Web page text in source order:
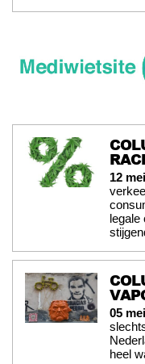
12
legale
05
heel